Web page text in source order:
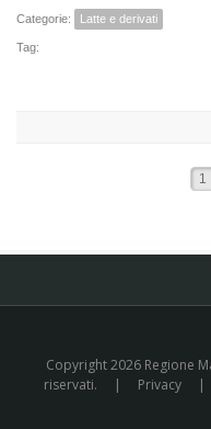
Categorie: Latte e derivati
Tag:
1
Copyright 2026 Regione
riservati.
| Privacy |